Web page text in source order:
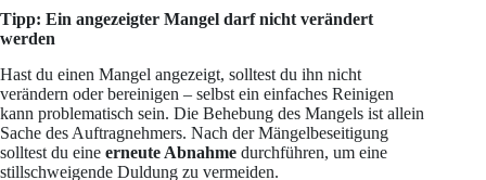
Tipp: Ein angezeigter Mangel darf nicht verändert
werden
Hast du einen Mangel angezeigt, solltest du ihn nicht
verändern oder bereinigen – selbst ein einfaches Reinigen
kann problematisch sein. Die Behebung des Mangels ist allein
Sache des Auftragnehmers. Nach der Mängelbeseitigung
solltest du eine erneute Abnahme durchführen, um eine
stillschweigende Duldung zu vermeiden.